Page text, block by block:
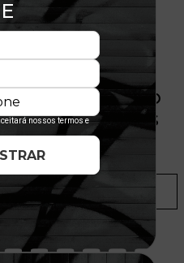
DÍSPONÍVEL NO
NAS
DE DESEJOS